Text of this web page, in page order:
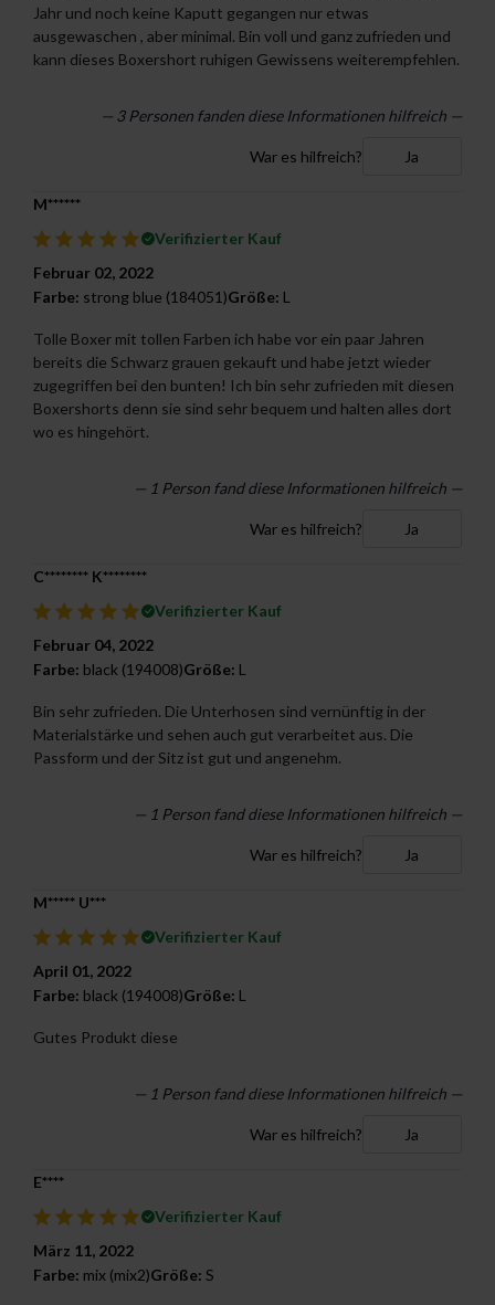
Jahr und noch keine Kaputt gegangen nur etwas
ausgewaschen , aber minimal. Bin voll und ganz zufrieden und
kann dieses Boxershort ruhigen Gewissens weiterempfehlen.
— 3Personen fanden diese Informationen hilfreich —
War es hilfreich? Ja
M******
Verifizierter Kauf
Februar 02, 2022
Farbe: strong blue (184051)Größe: L
Tolle Boxer mit tollen Farben ich habe vor ein paar Jahren
bereits die Schwarz grauen gekauft und habe jetzt wieder
zugegriffen bei den bunten! Ich bin sehr zufrieden mit diesen
Boxershorts denn sie sind sehr bequem und halten alles dort
wo es hingehört.
— 1 Person fand diese Informationen hilfreich —
War es hilfreich? Ja
C******** K********
Verifizierter Kauf
Februar 04, 2022
Farbe: black (194008)Größe: L
Bin sehr zufrieden. Die Unterhosen sind vernünftig in der
Materialstärke und sehen auch gut verarbeitet aus. Die
Passform und der Sitz ist gut und angenehm.
— 1 Person fand diese Informationen hilfreich —
War es hilfreich? Ja
M***** U***
Verifizierter Kauf
April 01, 2022
Farbe: black (194008)Größe: L
Gutes Produkt diese
— 1 Person fand diese Informationen hilfreich —
War es hilfreich? Ja
E****
Verifizierter Kauf
März 11, 2022
Farbe: mix (mix2)Größe:S